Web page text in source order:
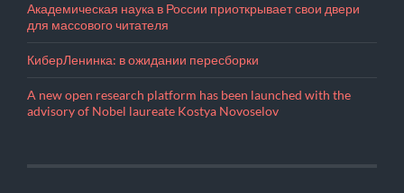
Академическая наука в России приоткрывает свои двери
для массового читателя
КиберЛенинка: в ожидании пересборки
A new open research platform has been launched with the
advisory of Nobel laureate Kostya Novoselov